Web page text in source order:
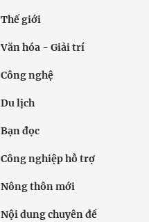
Thế giới
Văn hóa - Giải trí
Công nghệ
Du lịch
Bạn đọc
Công nghiệp hỗ trợ
Nông thôn mới
Nội dung chuyên đề